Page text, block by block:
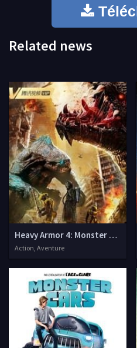
Related news
Heavy Armor 4: Monster Attack
Action, Aventure